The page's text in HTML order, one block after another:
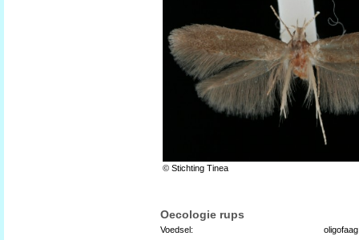
© Stichting Tinea
Oecologie rups
Voedsel: